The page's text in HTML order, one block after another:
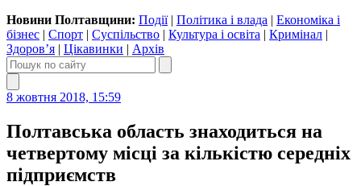
Новини Полтавщини: Події| Політика і влада | Економіка і
бізнес | Спорт | Суспільство | Культура і освіта | Кримінал |
Здоров’я | Цікавинки | Архів
8 жовтня 2018, 15:59
Полтавська область знаходиться на
четвертому місці за кількістю середніх
підприємств